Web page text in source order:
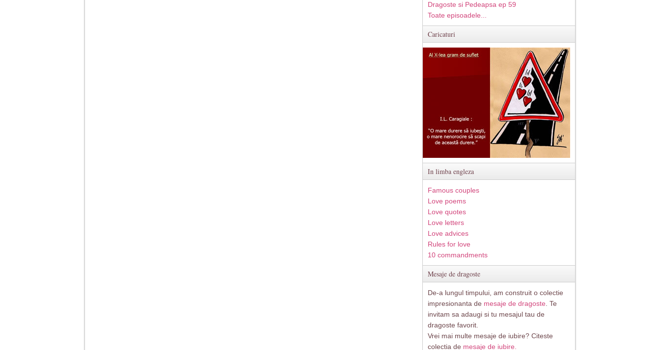
Dragoste si Pedeapsa ep 59
Toate episoadele...
Caricaturi
In limba engleza
Famous couples
Love poems
Love quotes
Love letters
Love advices
Rules for love
10 commandments
Mesaje de dragoste
De-a lungul timpului, am construit o colectie
impresionanta de mesaje de dragoste . Te
invitam sa adaugi si tu mesajul tau de
dragoste favorit.
Vrei mai multe mesaje de iubire? Citeste
colectia de mesaje de iubire.